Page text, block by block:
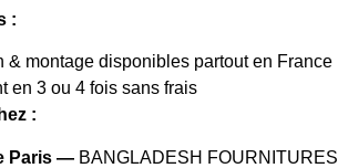
:
& montage disponibles partout en France
en 3 ou 4 fois sans frais
:
Paris — BANGLADESH FOURNITURES